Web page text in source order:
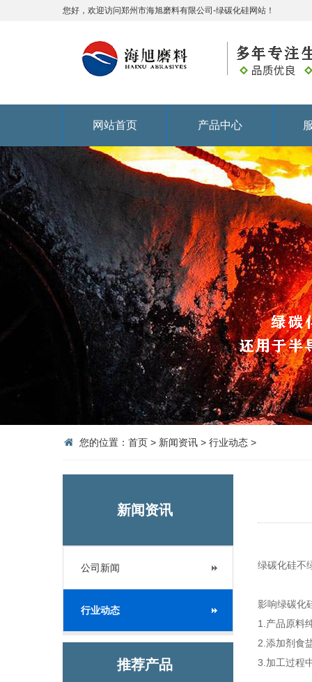
您好，欢迎访问郑州市海旭磨料有限公司-绿碳化硅网站！
网站首页 产品中心
您的位置： 首页 > 新闻资讯 > 行业动态 >
新闻资讯
公司新闻
行业动态
推荐产品
绿碳化硅不
影响绿碳化
1.产品原料
2.添加剂食
3.加工过程